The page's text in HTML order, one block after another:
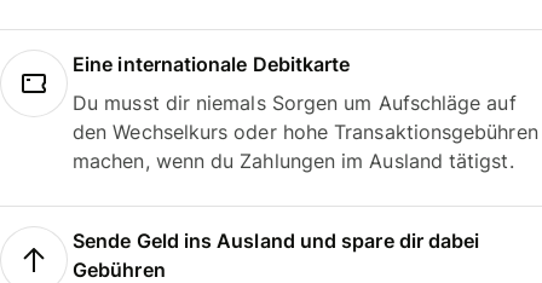
Eine internationale Debitkarte
Du musst dir niemals Sorgen um Aufschläge auf
den Wechselkurs oder hohe Transaktionsgebühren
machen, wenn du Zahlungen im Ausland tätigst.
Sende Geld ins Ausland und spare dir dabei
Gebühren